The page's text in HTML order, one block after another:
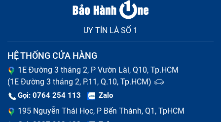
Vì sao màn hình cảm ứng Asus lại hỏng?
Thực tế lý do khiến mặt kính cảm ứng Asus T100 bị
hỏng chủ yếu do trong quá trình sử dụng, người dùng
vô tình có những tác động gây hư hại, cụ thể:
Do sử dụng bộ sạc kém chất lượng, không tương
thích với thiết bị, lâu dần dẫn tới lỗi cảm ứng.
Thói quen vừa dùng, vừa sạc tưởng chừng vô hại
UY TÍN LÀ SỐ 1
HỆ THỐNG CỬA HÀNG
1E Đường 3 tháng 2, P Vườn Lài, Q10, Tp.HCM
(1E Đường 3 tháng 2, P.11, Q.10, Tp.HCM)
Gọi: 0764 254 113 Zalo
195 Nguyễn Thái Học, P Bến Thành, Q1, TpHCM